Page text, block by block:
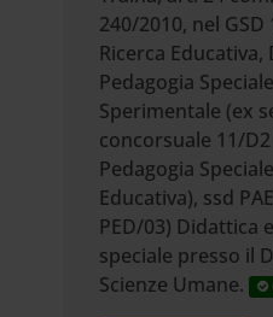
240/2010, nel GSD
Ricerca Educativa,
Pedagogia
Sperimentale (ex
concorsuale 11/
Pedagogia
Educativa), ssd
PED/03) Didattica
speciale presso il
Scienze Umane.